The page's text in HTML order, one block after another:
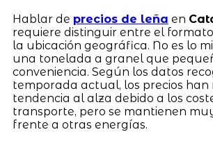
Hablar de precios de leña en
requiere distinguir entre el
la ubicación geográfica. No es lo
una tonelada a granel que
conveniencia. Según los datos
temporada actual, los precios
tendencia al alza debido a los
transporte, pero se mantienen
frente a otras energías.